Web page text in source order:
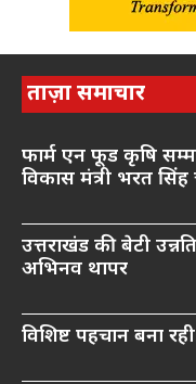
ताज़ा समाचार
फार्म एन फूड कृषि
विकास मंत्री भरत सिंह
उत्तराखंड की बेटी
अभिनव थापर
विशिष्ट पहचान बना